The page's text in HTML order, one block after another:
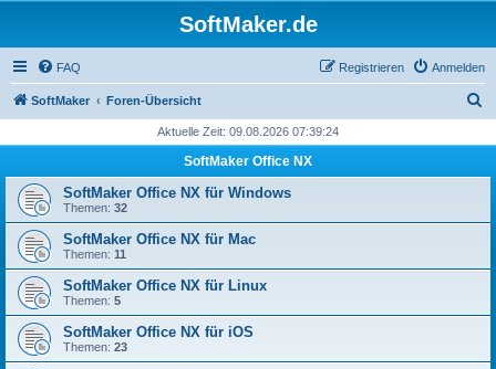
SoftMaker.de
FAQ Anmelden
Registrieren
SoftMaker Foren-Übersicht
h
Aktuelle Zeit: 09.08.2026 07:39:24
SoftMaker Office NX
SoftMaker Office NX für Windows
Themen: 32
SoftMaker Office NX für Mac
Themen: 11
SoftMaker Office NX für Linux
Themen: 5
SoftMaker Office NX für iOS
Themen: 23